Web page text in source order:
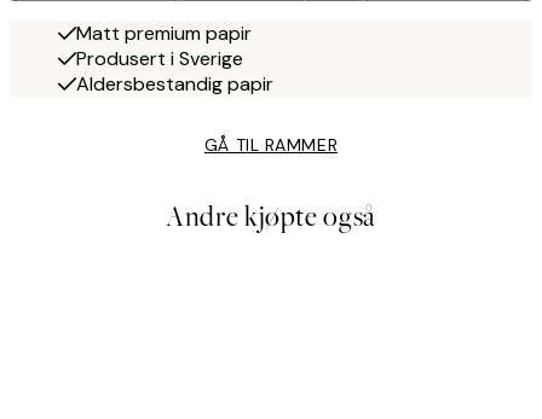
Matt premium papir
Produsert i Sverige
Aldersbestandig papir
GÅ TIL RAMMER
Andre kjøpte også